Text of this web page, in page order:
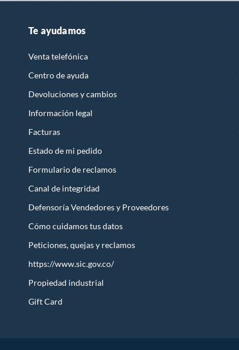
Te ayudamos
Venta telefónica
Centro de ayuda
Devoluciones y cambios
Información legal
Facturas
Estado de mi pedido
Formulario de reclamos
Canal de integridad
Defensoría Vendedores y Proveedores
Cómo cuidamos tus datos
Peticiones, quejas y reclamos
https://www.sic.gov.co/
Propiedad industrial
Gift Card